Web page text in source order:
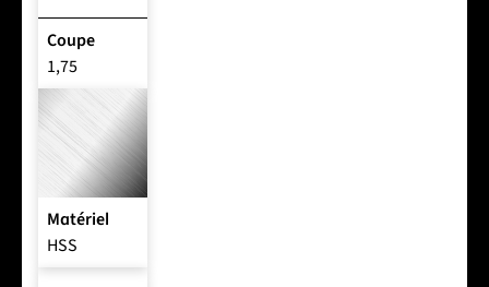
Coupe
1,75
Matériel
HSS